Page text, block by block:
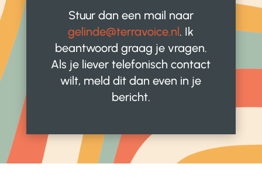
Stuur dan een mail naar
gelinde@terravoice.nl. Ik
beantwoord graag je vragen.
Als je liever telefonisch contact
wilt, meld dit dan even in je
bericht.